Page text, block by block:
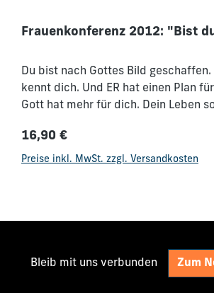
Frauenkonferenz 2012: "Bist
Du bist nach Gottes Bild
kennt dich. Und ER hat einen Plan
Gott hat mehr für dich. Dein Leben
von uns. - Er hat eine Berufung für
einzigartig ist wie du selbst. Du bist
Regulärer Preis:
16,90 €
Preise inkl. MwSt. zzgl. Versandkosten
Bleib mit uns verbunden Zum